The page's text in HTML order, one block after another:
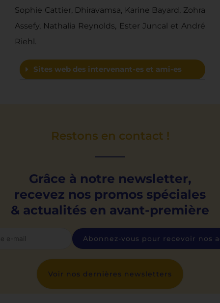
Sophie Cattier, Dhiravamsa, Karine Bayard, Zohra
Assefy, Nathalia Reynolds, Ester Juncal et André
Riehl.
Sites web des intervenant-es et ami-es
Restons en contact !
Grâce à notre newsletter,
recevez nos promos spéciales
& actualités en avant-première
Voir nos dernières newsletters